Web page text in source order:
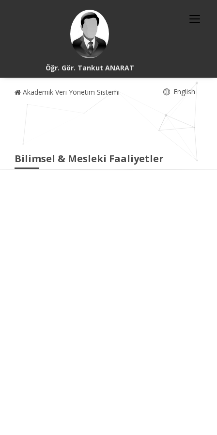
Öğr. Gör. Tankut ANARAT
Akademik Veri Yönetim Sistemi English
Bilimsel & Mesleki Faaliyetler